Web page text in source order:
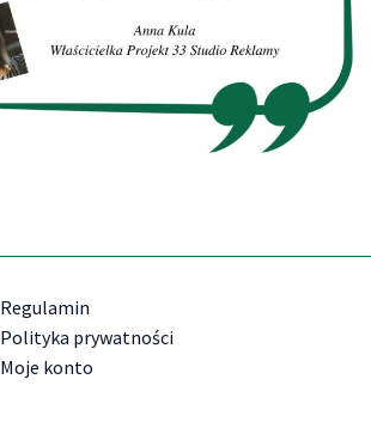
Regulamin
Polityka prywatności
Moje konto